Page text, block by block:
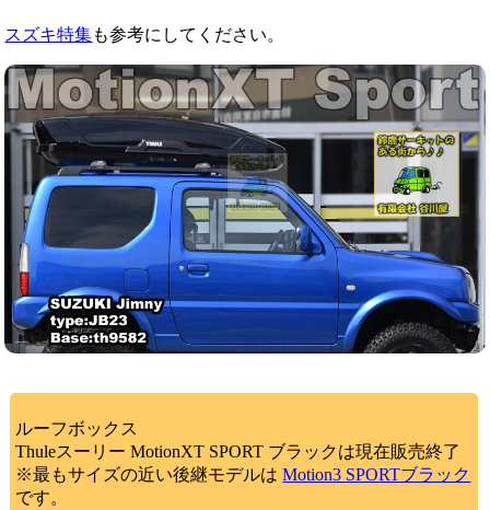
スズキ特集も参考にしてください。
ルーフボックス
Thuleスーリー MotionXT SPORT ブラックは現在販売終了
※最もサイズの近い後継モデルはMotion3 SPORTブラック
です。